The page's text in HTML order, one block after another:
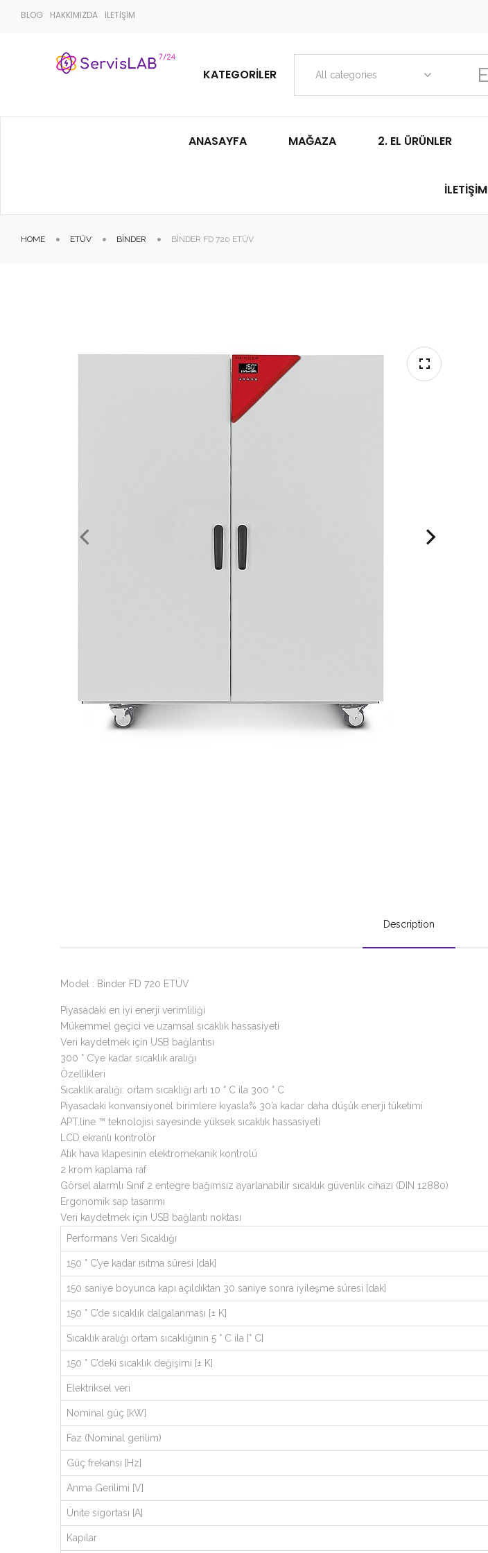
BLOG HAKKIMIZDA İLETİŞİM
KATEGORILER All categories
ANASAYFA MAĞAZA 2. EL ÜRÜNLER
İLETIŞIM
HOME ETÜV BINDER BINDER FD 720 ETÜV
Description
Model : Binder FD 720 ETÜV
Piyasadaki en iyi enerji verimliliği
Mükemmel geçici ve uzamsal sıcaklık hassasiyeti
Veri kaydetmek için USB bağlantısı
300 ° C’ye kadar sıcaklık aralığı
Özellikleri
Sıcaklık aralığı: ortam sıcaklığı artı 10 ° C ila 300 ° C
Piyasadaki konvansiyonel birimlere kıyasla% 30’a kadar daha düşük enerji tüketimi
APT.line ™ teknolojisi sayesinde yüksek sıcaklık hassasiyeti
LCD ekranlı kontrolör
Atık hava klapesinin elektromekanik kontrolü
2 krom kaplama raf
Görsel alarmlı Sınıf 2 entegre bağımsız ayarlanabilir sıcaklık güvenlik cihazı (DIN 12880)
Ergonomik sap tasarımı
Veri kaydetmek için USB bağlantı noktası
Performans Veri Sıcaklığı
150 ° C’ye kadar ısıtma süresi [dak]
150 saniye boyunca kapı açıldıktan 30 saniye sonra iyileşme süresi [dak]
150 ° C’de sıcaklık dalgalanması [± K]
Sıcaklık aralığı ortam sıcaklığının 5 ° C ila [° C]
150 ° C’deki sıcaklık değişimi [± K]
Elektriksel veri
Nominal güç [kW]
Faz (Nominal gerilim)
Güç frekansı [Hz]
Anma Gerilimi [V]
Ünite sigortası [A]
Kapılar